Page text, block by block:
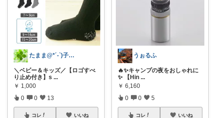
たまま@*´-`)子ども用品/日用品
＼ベビー＆キッズ／【ロゴすべ
り止め付き】s ...
￥ 1,000
0 0 13
コレ いいね
うぉるふ
🔥✨キャンプの夜をおしゃれに
✨ 【Hin ...
￥ 6,160
0 0 5
コレ いいね